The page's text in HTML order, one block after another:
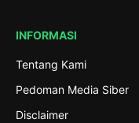
INFORMASI
Tentang Kami
Pedoman Media Siber
Disclaimer